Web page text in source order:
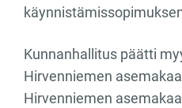
Kunnanhallitus päätti
Hirvenniemen
Hirvenniemen